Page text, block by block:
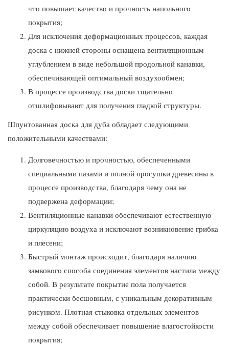
что повышает качество и прочность напольного
покрытия;
Для исключения деформационных процессов, каждая
доска с нижней стороны оснащена вентиляционным
углублением в виде небольшой продольной канавки,
обеспечивающей оптимальный воздухообмен;
В процессе производства доски тщательно
отшлифовывают для получения гладкой структуры.
Шпунтованная доска для дуба обладает следующими
положительными качествами:
Долговечностью и прочностью, обеспеченными
специальными пазами и полной просушки древесины в
процессе производства, благодаря чему она не
подвержена деформации;
Вентиляционные канавки обеспечивают естественную
циркуляцию воздуха и исключают возникновение грибка
и плесени;
Быстрый монтаж происходит, благодаря наличию
замкового способа соединения элементов настила между
собой. В результате покрытие пола получается
практически бесшовным, с уникальным декоративным
рисунком. Плотная стыковка отдельных элементов
между собой обеспечивает повышение влагостойкости
покрытия;